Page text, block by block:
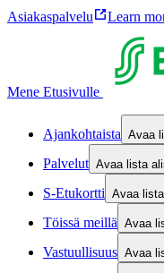
Asiakaspalvelu Learn
Mene Etusivulle
Ajankohtaista Avaa
Palvelut Avaa lista
S-Etukortti Avaa
Töissä meillä Avaa
Vastuullisuus Avaa